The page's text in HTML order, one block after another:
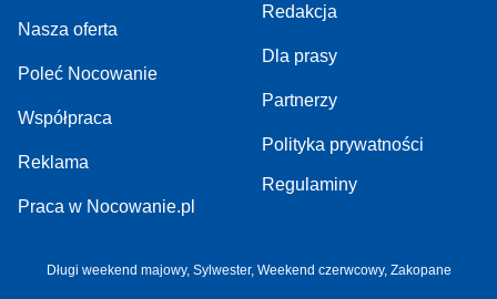
Nasza oferta
Poleć Nocowanie
Współpraca
Reklama
Praca w Nocowanie.pl
Redakcja
Dla prasy
Partnerzy
Polityka prywatności
Regulaminy
Długi weekend majowy, Sylwester, Weekend czerwcowy, Zakopane